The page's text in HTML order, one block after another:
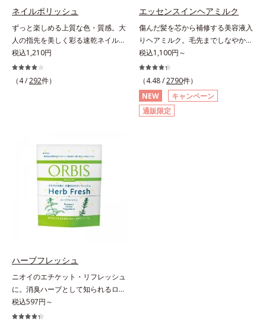
になる悩みも、おやつやデザート時
にぷるんっと食べて解消を目指しま
しょう。脂肪分ゼロ＆1袋20kcal
で、ダイエット中でも安心です。各
商品の詳しい情報は商品ページをご
覧ください。・BEAUTY夏祭りは、
こちら
D、E、ナイアシン、パントテン
酸、葉酸各商品の詳しい情報は商品
ページをご覧ください。・BEAUTY
夏祭りは、こちら
ネイルポリッシュ
ずっと楽しめる上質な色・質感。大
人の指先を美しく彩る速乾ネイルカ
ラー。大人の手肌をきれいに見せ
る、落ち着いた色展開の速乾ネイル
カラー（マニキュア）です。長い年
乾性も従来品よりさらにアップ。ま
た細かいアレンジをしやすくするた
め、持ち手の長さとハケを短くして
爪への距離が近くなるよう工夫して
います。ネイルケア成分を6種(*2)
も配合し、爪をいたわる仕様です。
質感によって異なる魅力を楽しめる
る「ベースコート」と組み合わせる
ことで、いろいろな表情を楽しめま
す。*1 見たままの発色が叶う処方
＝ジメチコン、ステアロイルグルタ
ミン酸2Na、水酸化Al *2 レモング
税込1,210円
（4 /292件）
エッセンスインヘアミルク
傷んだ髪を芯から補修する美容液入
りヘアミルク。毛先までしなやかな
美髪へ。パサつき、広がり、枝毛、
ツヤ不足・・・髪のお悩みは尽きな
いもの。エッセンスインヘアミルク
は、そんなお悩みを解決する洗い流
さないタイプのトリートメントで
す。サロン業界注目の美髪成分
税込1,100円～
（4.48 /2790件）
NEW
キャンペーン
通販限定
ハーブフレッシュ
ニオイのエチケット・リフレッシュ
に。消臭ハーブとして知られるロー
ズマリー抽出物に、ペパーミントオ
イル、レモンオイルを加えた3つの
税込597円～